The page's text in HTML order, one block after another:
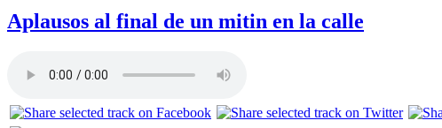
Aplausos al final de un mitin en la calle